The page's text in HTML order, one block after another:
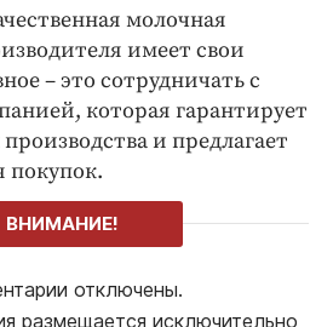
молочная
имеет свои
– это сотрудничать с
которая гарантирует
и предлагает
покупок.
ВНИМАНИЕ!
отключены.
размещается исключительно